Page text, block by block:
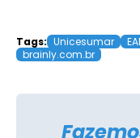
Tags: Unicesumar
brainly.com.br